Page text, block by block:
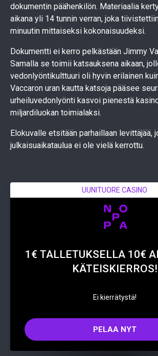
dokumentin päähenkilön. Materiaalia
aikana yli 14 tunnin verran, joka
minuutin mittaiseksi kokonaisuudeksi.
Dokumentti ei kerro pelkästään Jimmy
Samalla se toimii katsauksena aikaan,
vedonlyöntikulttuuri oli hyvin erilainen
Vaccaron uran kautta katsoja pääsee
urheiluvedonlyönti kasvoi pienestä
miljardiluokan toimialaksi.
Elokuvalle etsitään parhaillaan levittäjää,
julkaisuaikataulua ei ole vielä kerrottu.
UUNITUORE CASINO
1€ TALLETUKSELLA 10€
KÄTEISKIERROS!
Ei kierrätystä!
PELAA NYT